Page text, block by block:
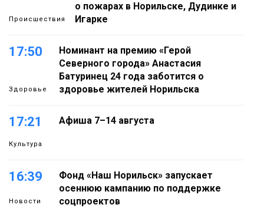
Происшествия
о пожарах в Норильске, Дудинке и
Игарке
17:50
Здоровье
Номинант на премию «Герой
Северного города» Анастасия
Батуринец 24 года заботится о
здоровье жителей Норильска
17:21
Культура
Афиша 7–14 августа
16:39
Новости
Фонд «Наш Норильск» запускает
осеннюю кампанию по поддержке
соцпроектов